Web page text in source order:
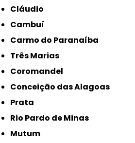
Cláudio
Cambuí
Carmo do Paranaíba
Três Marias
Coromandel
Conceição das Alagoas
Prata
Rio Pardo de Minas
Mutum